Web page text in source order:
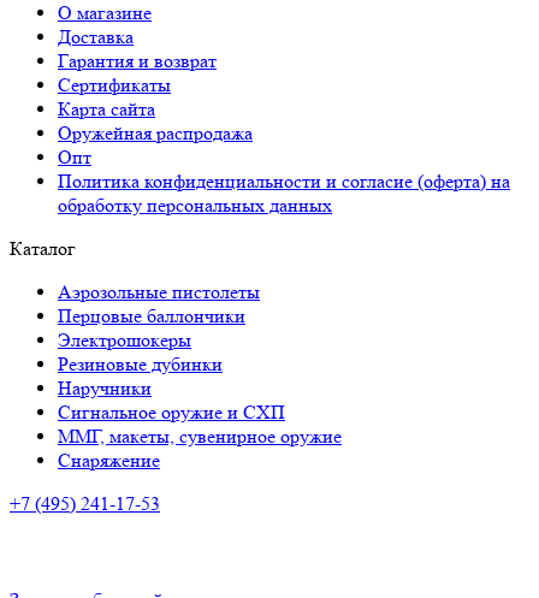
О магазине
Доставка
Гарантия и возврат
Сертификаты
Карта сайта
Оружейная распродажа
Опт
Политика конфиденциальности и согласие (оферта) на
обработку персональных данных
Каталог
Аэрозольные пистолеты
Перцовые баллончики
Электрошокеры
Резиновые дубинки
Наручники
Сигнальное оружие и СХП
ММГ, макеты, сувенирное оружие
Снаряжение
+7 (495) 241-17-53